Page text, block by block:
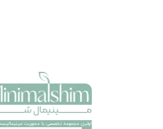
اولین مجموعه تخصصی با محوریت
خروج از حساب کاربری